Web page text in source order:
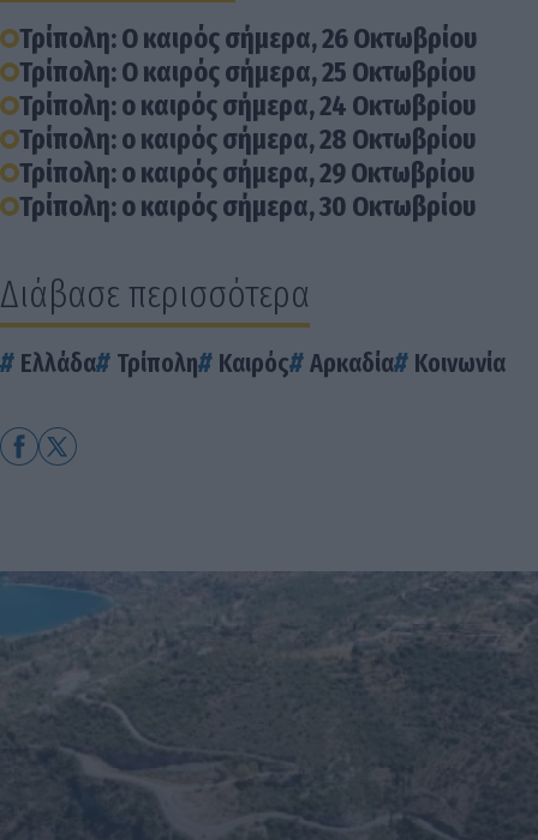
Τρίπολη: Ο καιρός σήμερα, 26 Οκτωβρίου
Τρίπολη: Ο καιρός σήμερα, 25 Οκτωβρίου
Τρίπολη: ο καιρός σήμερα, 24 Οκτωβρίου
Τρίπολη: ο καιρός σήμερα, 28 Οκτωβρίου
Τρίπολη: ο καιρός σήμερα, 29 Οκτωβρίου
Τρίπολη: ο καιρός σήμερα, 30 Οκτωβρίου
Διάβασε περισσότερα
Ελλάδα Τρίπολη Καιρός Αρκαδία Κοινωνία